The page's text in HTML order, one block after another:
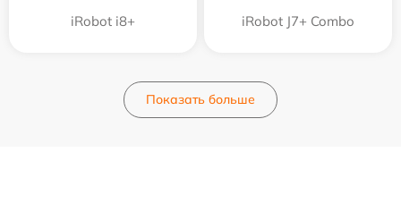
iRobot i8+ iRobot J7+ Combo
Показать больше